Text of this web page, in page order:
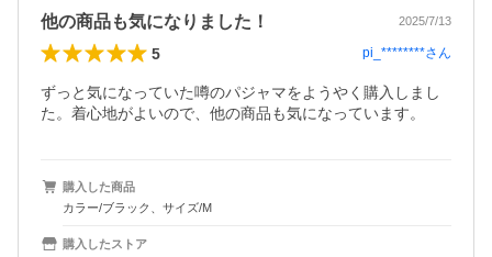
他の商品も気になりました！ 2025/7/13
5 pi_********さん
ずっと気になっていた噂のパジャマをようやく購入しまし
た。着心地がよいので、他の商品も気になっています。
購入した商品
カラー/ブラック、サイズ/M
購入したストア